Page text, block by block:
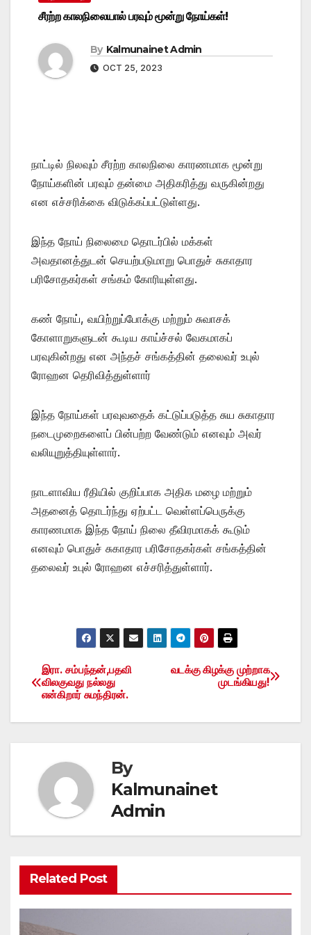
சீரற்ற காலநிலையால் பரவும் மூன்று நோய்கள்!
By Kalmunainet Admin
OCT 25, 2023
நாட்டில் நிலவும் சீரற்ற காலநிலை காரணமாக மூன்று
நோய்களின் பரவும் தன்மை அதிகரித்து வருகின்றது
என எச்சரிக்கை விடுக்கப்பட்டுள்ளது.
இந்த நோய் நிலைமை தொடர்பில் மக்கள்
அவதானத்துடன் செயற்படுமாறு பொதுச் சுகாதார
பரிசோதகர்கள் சங்கம் கோரியுள்ளது.
கண் நோய், வயிற்றுப்போக்கு மற்றும் சுவாசக்
கோளாறுகளுடன் கூடிய காய்ச்சல் வேகமாகப்
பரவுகின்றது என அந்தச் சங்கத்தின் தலைவர் உபுல்
ரோஹன தெரிவித்துள்ளார்
இந்த நோய்கள் பரவுவதைக் கட்டுப்படுத்த சுய சுகாதார
நடைமுறைகளைப் பின்பற்ற வேண்டும் எனவும் அவர்
வலியுறுத்தியுள்ளார்.
நாடளாவிய ரீதியில் குறிப்பாக அதிக மழை மற்றும்
அதனைத் தொடர்ந்து ஏற்பட்ட வெள்ளப்பெருக்கு
காரணமாக இந்த நோய் நிலை தீவிரமாகக் கூடும்
எனவும் பொதுச் சுகாதார பரிசோதகர்கள் சங்கத்தின்
தலைவர் உபுல் ரோஹன எச்சரித்துள்ளார்.
Post
navigation
வடக்கு கிழக்கு முற்றாக
முடங்கியது!
இரா. சம்பந்தன்,பதவி
விலகுவது நல்லது
என்கிறார் சுமந்திரன்.
By
Kalmunainet
Admin
Related Post